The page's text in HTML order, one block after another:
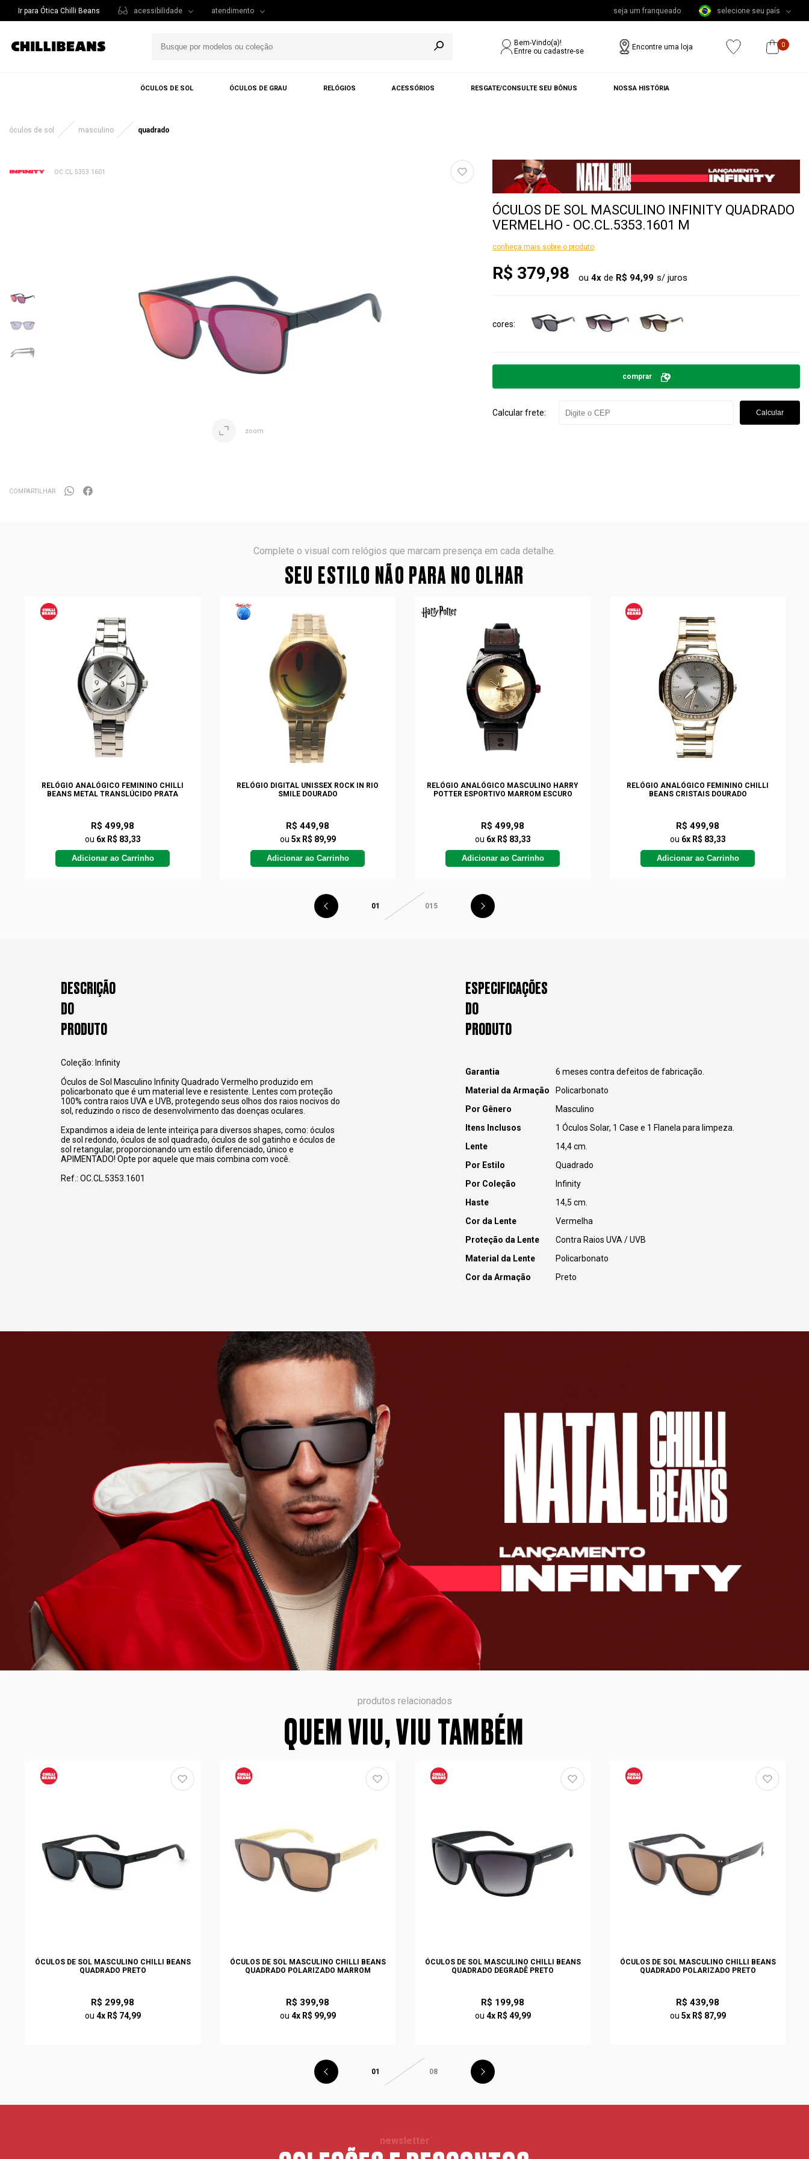
Ir para Ótica Chilli Beans acessibilidade atendimento seja um franqueado selecione seu país
Bem-Vindo(a)!
Entre ou cadastre-se
Encontre uma loja 0
ÓCULOS DE SOL ÓCULOS DE GRAU RELÓGIOS ACESSÓRIOS RESGATE/CONSULTE SEU BÔNUS NOSSA HISTÓRIA
óculos de sol masculino quadrado
OC.CL.5353.1601
zoom
ÓCULOS DE SOL MASCULINO INFINITY QUADRADO
VERMELHO - OC.CL.5353.1601 M
conheça mais sobre o produto
R$ 379,98 ou4x de R$ 94,99
cores
comprar
Calcular frete: Calcular
COMPARTILHAR
Complete o visual com relógios que marcam presença em cada detalhe.
SEU ESTILO NÃO PARA NO OLHAR
RELÓGIO ANALÓGICO FEMININO CHILLI
BEANS METAL TRANSLÚCIDO PRATA
R$ 499,98
ou 6x R$ 83,33
Adicionar ao Carrinho
RELÓGIO DIGITAL UNISSEX ROCK IN RIO
SMILE DOURADO
R$ 449,98
ou 5x R$ 89,99
Adicionar ao Carrinho
RELÓGIO ANALÓGICO MASCULINO HARRY
POTTER ESPORTIVO MARROM ESCURO
R$ 499,98
ou 6x R$ 83,33
Adicionar ao Carrinho
RELÓGIO ANALÓGICO FEMININO CHILLI
BEANS CRISTAIS DOURADO
R$ 499,98
ou 6x R$ 83,33
Adicionar ao Carrinho
01 015
DESCRIÇÃO
DO
PRODUTO
Coleção: Infinity
Óculos de Sol Masculino Infinity Quadrado Vermelho produzido em
policarbonato que é um material leve e resistente. Lentes com proteção
100% contra raios UVA e UVB, protegendo seus olhos dos raios nocivos do
sol, reduzindo o risco de desenvolvimento das doenças oculares.
Expandimos a ideia de lente inteiriça para diversos shapes, como: óculos
de sol redondo, óculos de sol quadrado, óculos de sol gatinho e óculos de
sol retangular, proporcionando um estilo diferenciado, único e
APIMENTADO! Opte por aquele que mais combina com você.
Ref.: OC.CL.5353.1601
ESPECIFICAÇÕES
DO
PRODUTO
Garantia
6 meses contra defeitos de fabricação.
Material da Armação
Policarbonato
Por Gênero
Masculino
Itens Inclusos
1 Óculos Solar, 1 Case e 1 Flanela para limpeza.
Lente
14,4 cm.
Por Estilo
Quadrado
Por Coleção
Infinity
Haste
14,5 cm.
Cor da Lente
Vermelha
Proteção da Lente
Contra Raios UVA / UVB
Material da Lente
Policarbonato
Cor da Armação
Preto
produtos relacionados
QUEM VIU, VIU TAMBÉM
ÓCULOS DE SOL MASCULINO CHILLI BEANS
QUADRADO PRETO
R$ 299,98
ou 4x R$ 74,99
ÓCULOS DE SOL MASCULINO CHILLI BEANS
QUADRADO POLARIZADO MARROM
R$ 399,98
ou 4x R$ 99,99
ÓCULOS DE SOL MASCULINO CHILLI BEANS
QUADRADO DEGRADÊ PRETO
R$ 199,98
ou 4x R$ 49,99
ÓCULOS DE SOL MASCULINO CHILLI BEANS
QUADRADO POLARIZADO PRETO
R$ 439,98
ou 5x R$ 87,99
01 08
newsletter